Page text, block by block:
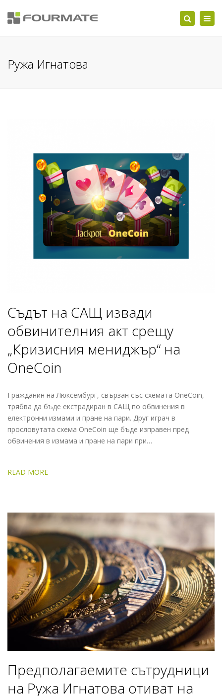
Search
Ружа Игнатова
Съдът на САЩ извади
обвинителния акт срещу
„Кризисния мениджър“ на
OneCoin
Гражданин на Люксембург, свързан със схемата OneCoin,
трябва да бъде екстрадиран в САЩ по обвинения в
електронни измами и пране на пари. Друг играч в
прословутата схема OneCoin ще бъде изправен пред
обвинения в измама и пране на пари при…
READ MORE
Предполагаемите сътрудници
на Ружа Игнатова отиват на